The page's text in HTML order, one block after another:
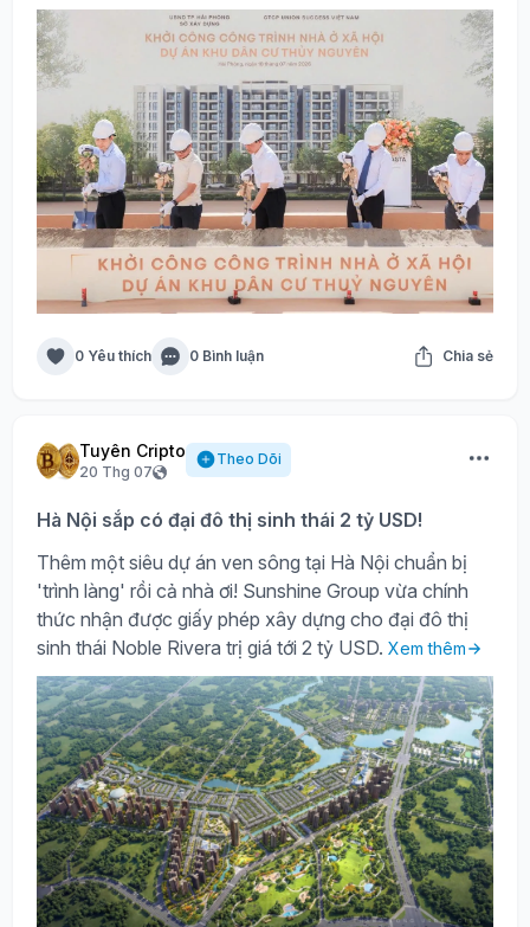
0 Yêu thích 0 Bình luận Chia sẻ
Tuyên Cripto
20 Thg 07
Theo Dõi
Hà Nội sắp có đại đô thị sinh thái 2 tỷ USD!
Thêm một siêu dự án ven sông tại Hà Nội chuẩn bị
'trình làng' rồi cả nhà ơi! Sunshine Group vừa chính
thức nhận được giấy phép xây dựng cho đại đô thị
sinh thái Noble Rivera trị giá tới 2 tỷ USD. Xem thêm